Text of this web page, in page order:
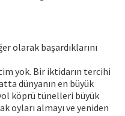
olarak başardıklarını
yok. Bir iktidarın tercihi
dünyanın en büyük
köprü tünelleri büyük
oyları almayı ve yeniden